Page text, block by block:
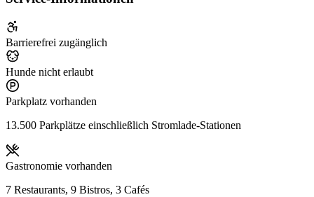
Barrierefrei zugänglich
Hunde nicht erlaubt
Parkplatz vorhanden
13.500 Parkplätze einschließlich Stromlade-Stationen
Gastronomie vorhanden
7 Restaurants, 9 Bistros, 3 Cafés